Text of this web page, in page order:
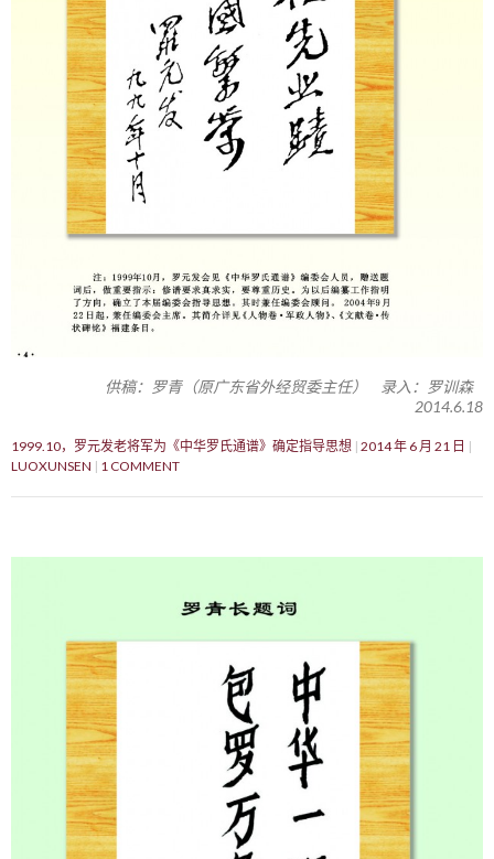
供稿：罗青（原广东省外经贸委主任） 录入：罗训森
2014.6.18
1999.10，罗元发老将军为《中华罗氏通谱》确定指导思想 2014 年 6 月 21 日
LUOXUNSEN
1 COMMENT